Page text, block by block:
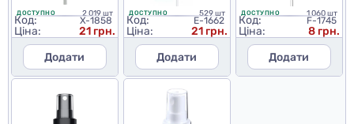
ДОСТУПНО 2 019 шт
Код: X-1858
Ціна:
21 грн.
Додати
ДОСТУПНО 529 шт
Код: E-1662
Ціна:
21 грн.
Додати
ДОСТУПНО 1 060 шт
Код: F-1745
Ціна:
8 грн.
Додати